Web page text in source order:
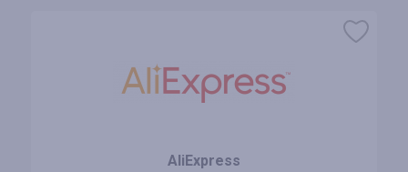
AliExpress